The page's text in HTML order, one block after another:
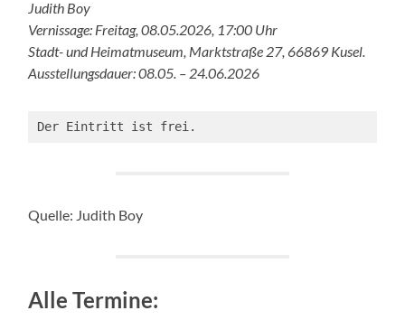
Judith Boy
Vernissage: Freitag, 08.05.2026, 17:00 Uhr
Stadt- und Heimatmuseum, Marktstraße 27, 66869 Kusel.
Ausstellungsdauer: 08.05. – 24.06.2026
Der Eintritt ist frei.
Quelle: Judith Boy
Alle Termine: